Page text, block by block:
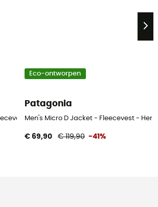
- Heren
Eco-ontworpen
Patagonia
Men's Micro D Jacket - Fleecevest - Heren
€ 69,90 € 119,90 -41%